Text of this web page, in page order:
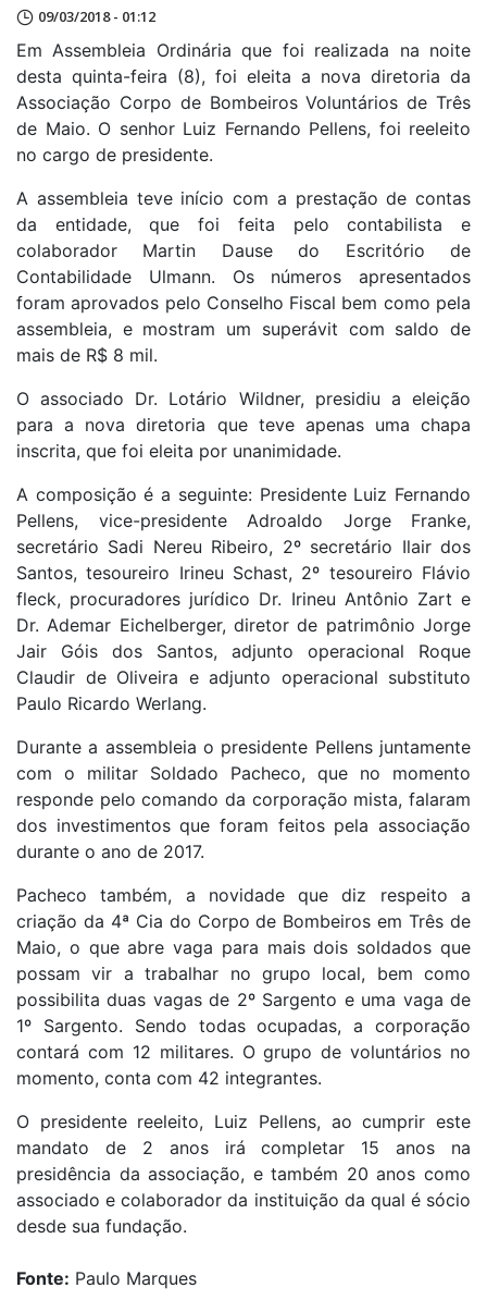
09/03/2018 - 01:12
Em Assembleia Ordinária que foi realizada na noite
desta quinta-feira (8), foi eleita a nova diretoria da
Associação Corpo de Bombeiros Voluntários de Três
de Maio. O senhor Luiz Fernando Pellens, foi reeleito
no cargo de presidente.
A assembleia teve início com a prestação de contas
da entidade, que foi feita pelo contabilista e
colaborador Martin Dause do Escritório de
Contabilidade Ulmann. Os números apresentados
foram aprovados pelo Conselho Fiscal bem como pela
assembleia, e mostram um superávit com saldo de
mais de R$ 8 mil.
O associado Dr. Lotário Wildner, presidiu a eleição
para a nova diretoria que teve apenas uma chapa
inscrita, que foi eleita por unanimidade.
A composição é a seguinte: Presidente Luiz Fernando
Pellens, vice-presidente Adroaldo Jorge Franke,
secretário Sadi Nereu Ribeiro, 2º secretário Ilair dos
Santos, tesoureiro Irineu Schast, 2º tesoureiro Flávio
fleck, procuradores jurídico Dr. Irineu Antônio Zart e
Dr. Ademar Eichelberger, diretor de patrimônio Jorge
Jair Góis dos Santos, adjunto operacional Roque
Claudir de Oliveira e adjunto operacional substituto
Paulo Ricardo Werlang.
Durante a assembleia o presidente Pellens juntamente
com o militar Soldado Pacheco, que no momento
responde pelo comando da corporação mista, falaram
dos investimentos que foram feitos pela associação
durante o ano de 2017.
Pacheco também, a novidade que diz respeito a
criação da 4ª Cia do Corpo de Bombeiros em Três de
Maio, o que abre vaga para mais dois soldados que
possam vir a trabalhar no grupo local, bem como
possibilita duas vagas de 2º Sargento e uma vaga de
1º Sargento. Sendo todas ocupadas, a corporação
contará com 12 militares. O grupo de voluntários no
momento, conta com 42 integrantes.
O presidente reeleito, Luiz Pellens, ao cumprir este
mandato de 2 anos irá completar 15 anos na
presidência da associação, e também 20 anos como
associado e colaborador da instituição da qual é sócio
desde sua fundação.
Fonte: Paulo Marques